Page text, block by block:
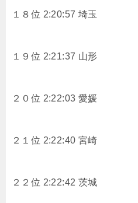
１８位 2:20:57 埼玉
１９位 2:21:37 山形
２０位 2:22:03 愛媛
２１位 2:22:40 宮崎
２２位 2:22:42 茨城